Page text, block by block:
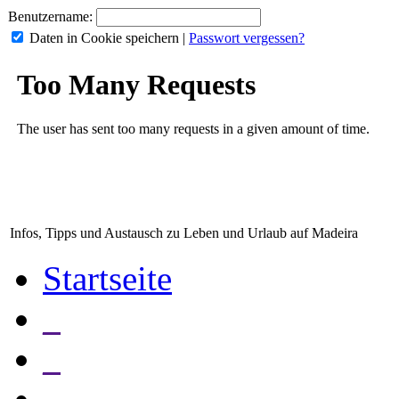
Benutzername:
Daten in Cookie speichern | Passwort vergessen?
Infos, Tipps und Austausch zu Leben und Urlaub auf Madeira
Startseite